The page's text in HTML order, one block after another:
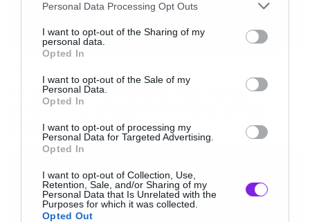
Please note that this website/app uses one or more Google
not limited to your visit or usage behaviour. You may click to
grant or deny consent to Google and its third-party tags to
use your data for below specified purposes in below Google
consent section.
Personal Data Processing Opt Outs
I want to opt-out of the Sharing of my
personal data.
Opted In
I want to opt-out of the Sale of my
Personal Data.
Opted In
I want to opt-out of processing my
Personal Data for Targeted Advertising.
Opted In
I want to opt-out of Collection, Use,
Retention, Sale, and/or Sharing of my
Personal Data that Is Unrelated with the
Purposes for which it was collected.
Opted Out
Αγγλία, ενώ σάρωσε και σε τις streaming
πλατφόρμες.
To πρώτο trailer για την τρίτη
σεζόν του Rings of Power είναι
εδώ